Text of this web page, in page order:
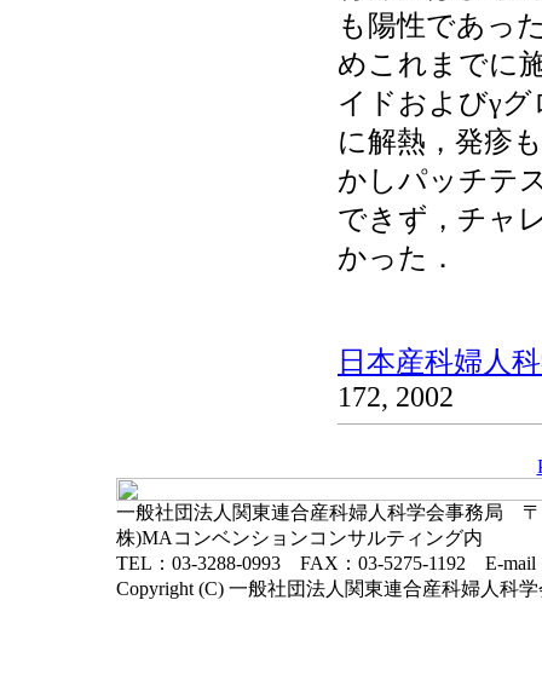
も陽性であっ
めこれまでに
イドおよびγ
に解熱，発疹
かしパッチテ
できず，チャ
かった．
日本産科婦人
172, 2002
一般社団法人関東連合産科婦人科学会事務局 〒
株)MAコンベンションコンサルティング内
TEL：03-3288-0993 FAX：03-5275-1192 E-mail
Copyright (C) 一般社団法人関東連合産科婦人科